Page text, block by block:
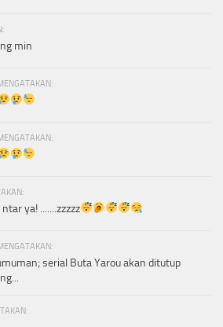
min
ya! .......zzzzz
serial Buta Yarou akan ditutup